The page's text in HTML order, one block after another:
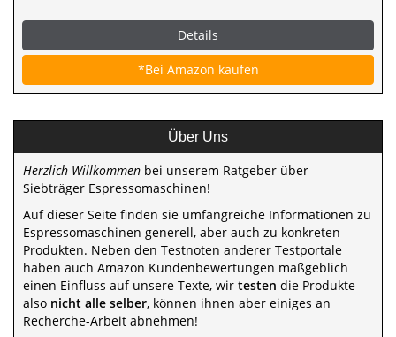
Details
*Bei Amazon kaufen
Über Uns
Herzlich Willkommen bei unserem Ratgeber über
Siebträger Espressomaschinen!
Auf dieser Seite finden sie umfangreiche Informationen zu
Espressomaschinen generell, aber auch zu konkreten
Produkten. Neben den Testnoten anderer Testportale
haben auch Amazon Kundenbewertungen maßgeblich
einen Einfluss auf unsere Texte, wir testen die Produkte
also nicht alle selber, können ihnen aber einiges an
Recherche-Arbeit abnehmen!